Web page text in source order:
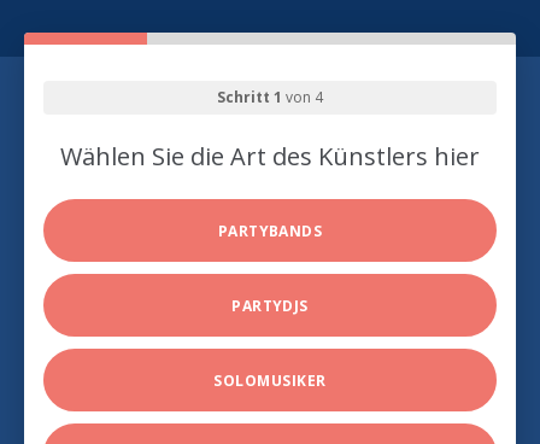
Schritt 1 von 4
Wählen Sie die Art des Künstlers hier
PARTYBANDS
PARTYDJS
SOLOMUSIKER